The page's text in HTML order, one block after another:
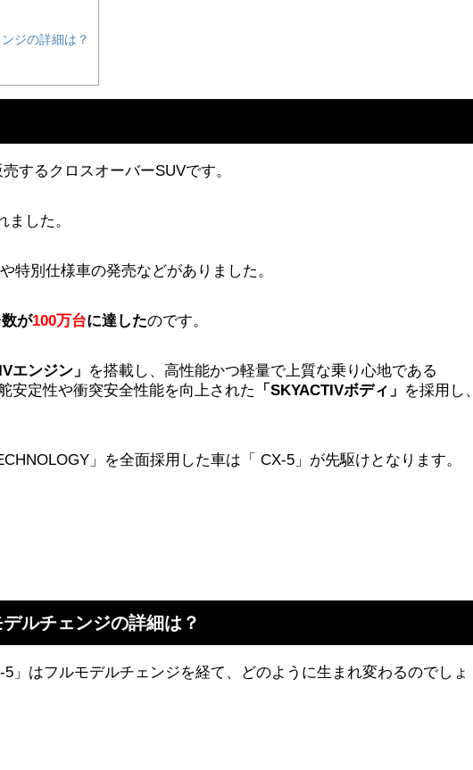
ジの詳細は？
するクロスオーバーSUVです。
した。
特別仕様車の発売などがありました。
が100万台に達したのです。
エンジン」 を搭載し、高性能かつ軽量で上質な乗り心地である
安定性や衝突安全性能を向上された 「SKYACTIVボディ」 を採用し、
」を全面採用した車は「 CX-5」が先駆けとなります。
ルチェンジの詳細は？
」はフルモデルチェンジを経て、どのように生まれ変わるのでしょ